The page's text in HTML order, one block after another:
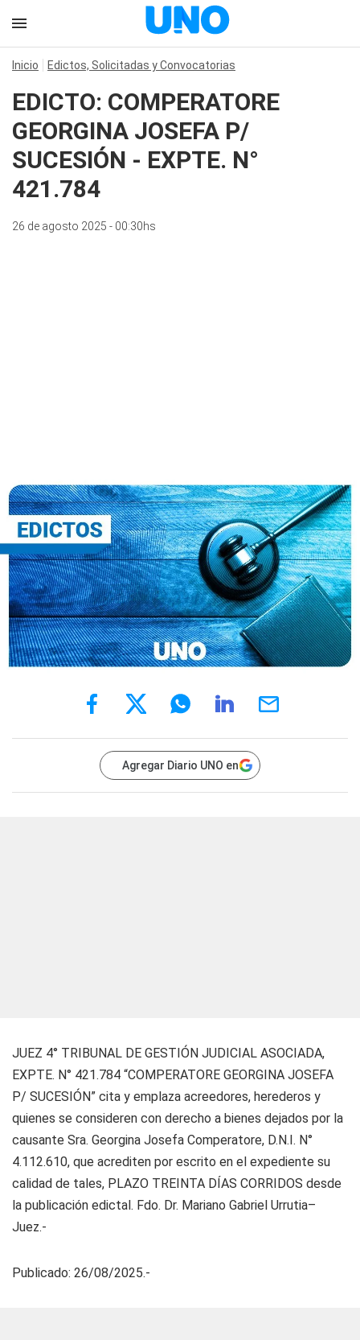
Inicio Edictos, Solicitadas y Convocatorias
EDICTO: COMPERATORE
GEORGINA JOSEFA P/
SUCESIÓN - EXPTE. N°
421.784
26 de agosto 2025 - 00:30hs
Agregar Diario UNO en
JUEZ 4° TRIBUNAL DE GESTIÓN JUDICIAL ASOCIADA,
EXPTE. N° 421.784 “COMPERATORE GEORGINA JOSEFA
P/ SUCESIÓN” cita y emplaza acreedores, herederos y
quienes se consideren con derecho a bienes dejados por la
causante Sra. Georgina Josefa Comperatore, D.N.I. N°
4.112.610, que acrediten por escrito en el expediente su
calidad de tales, PLAZO TREINTA DÍAS CORRIDOS desde
la publicación edictal. Fdo. Dr. Mariano Gabriel Urrutia–
Juez.-
Publicado: 26/08/2025.-